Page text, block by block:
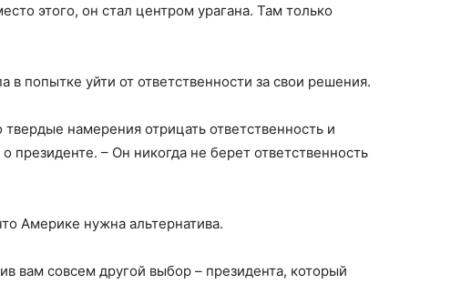
этого, он стал центром урагана. Там только
попытке уйти от ответственности за свои решения.
намерения отрицать ответственность и
президенте. – Он никогда не берет ответственность
Америке нужна альтернатива.
вам совсем другой выбор – президента, который